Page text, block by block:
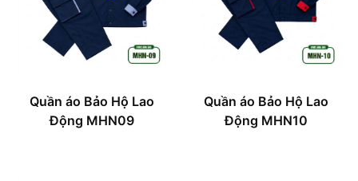
Quần áo Bảo Hộ Lao
Động MHN09
Quần áo Bảo Hộ Lao
Động MHN10